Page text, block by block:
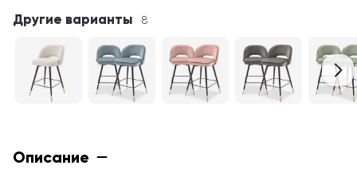
Другие варианты 8
Описание